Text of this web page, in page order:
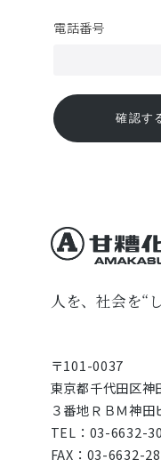
電話番号
人を、社会を“
〒101-0037
東京都千代田区神
３番地ＲＢＭ神田
TEL：03-6632-
FAX：03-6632-